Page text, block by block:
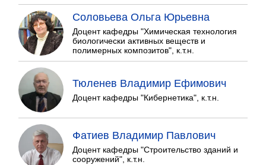
Соловьева Ольга Юрьевна
Доцент кафедры "Химическая технология
биологически активных веществ и
полимерных композитов", к.т.н.
Тюленев Владимир Ефимович
Доцент кафедры "Кибернетика", к.т.н.
Фатиев Владимир Павлович
Доцент кафедры "Строительство зданий и
сооружений", к.т.н.